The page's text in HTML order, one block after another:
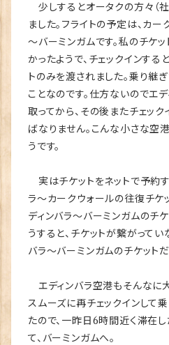
少しするとオータクの方々（
ました。フライトの予定は、カ
～バーミンガムです。私のチケ
かったようで、チェックインする
トのみを渡されました。乗り継
ことなのです。仕方ないのでエ
取ってから、その後またチェッ
ばなりません。こんな小さな空
うです。
実はチケットをネットで予約
ラ～カークウォールの往復チケ
ディンバラ～バーミンガムのチ
うすると、チケットが繋がってい
バラ～バーミンガムのチケット
エディンバラ空港もそんなに
スムーズに再チェックインして
たので、一昨日6時間近く滞在
て、バーミンガムへ。